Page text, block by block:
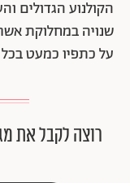
הקולנוע הגדולים
שנויה במחלוקת
על כתפיו כמעט בכל
רוצה לקבל את